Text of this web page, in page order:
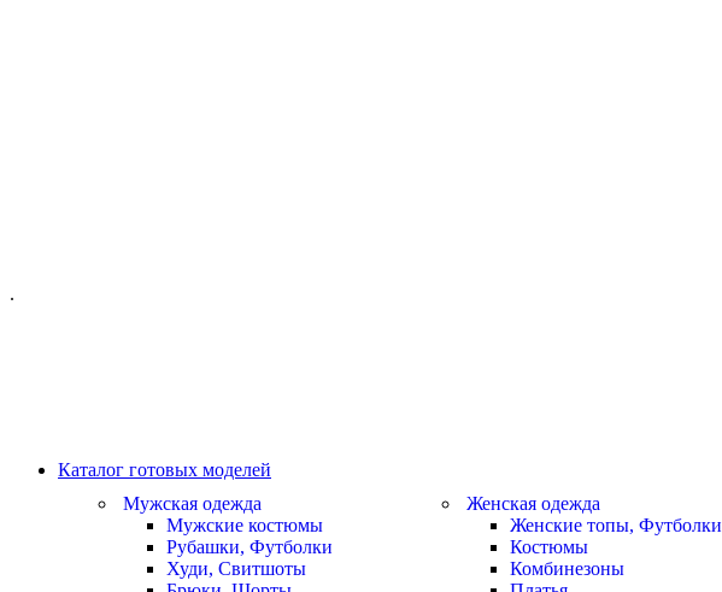
.
Каталог готовых моделей
Мужская одежда
Мужские костюмы
Рубашки, Футболки
Худи, Свитшоты
Женская одежда
Женские топы, Футболки
Костюмы
Комбинезоны